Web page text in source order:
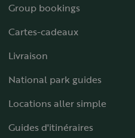
Group bookings
Cartes-cadeaux
Livraison
National park guides
Locations aller simple
Guides d'itinéraires